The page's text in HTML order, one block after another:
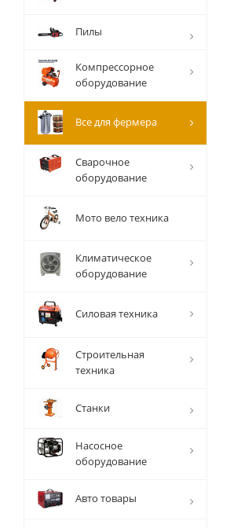
Пилы
Компрессорное
оборудование
Все для фермера
Сварочное
оборудование
Мото вело техника
Климатическое
оборудование
Силовая техника
Строительная
техника
Станки
Насосное
оборудование
Авто товары